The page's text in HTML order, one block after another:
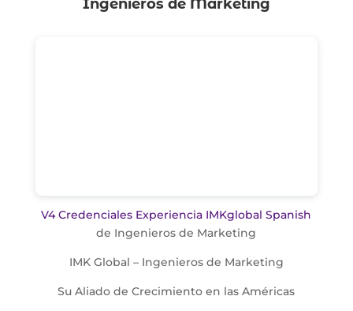
Ingenieros de Marketing
V4 Credenciales Experiencia IMKglobal Spanish
de Ingenieros de Marketing
IMK Global – Ingenieros de Marketing
Su Aliado de Crecimiento en las Américas